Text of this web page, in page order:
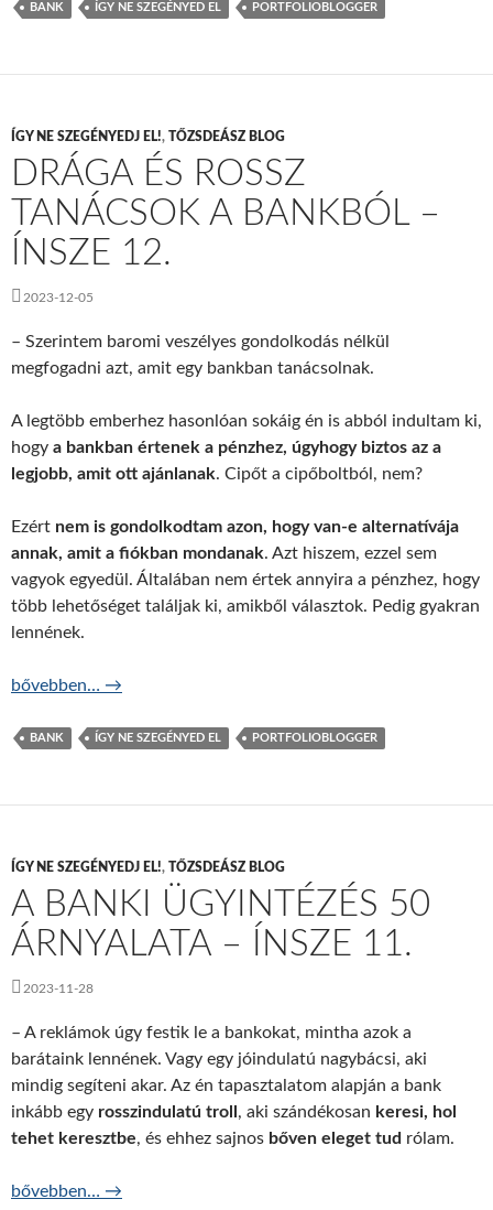
BANK ÍGY NE SZEGÉNYED EL PORTFOLIOBLOGGER
ÍGY NE SZEGÉNYEDJ EL!, TŐZSDEÁSZ BLOG
DRÁGA ÉS ROSSZ
TANÁCSOK A BANKBÓL –
ÍNSZE 12.
2023-12-05
– Szerintem baromi veszélyes gondolkodás nélkül
megfogadni azt, amit egy bankban tanácsolnak.
A legtöbb emberhez hasonlóan sokáig én is abból indultam ki,
hogy a bankban értenek a pénzhez, úgyhogy biztos az a
legjobb, amit ott ajánlanak. Cipőt a cipőboltból, nem?
Ezért nem is gondolkodtam azon, hogy van-e alternatívája
annak, amit a fiókban mondanak. Azt hiszem, ezzel sem
vagyok egyedül. Általában nem értek annyira a pénzhez, hogy
több lehetőséget találjak ki, amikből választok. Pedig gyakran
lennének.
Drága és rossz tanácsok a bankból – ÍNSZE 12.
bővebben… →
BANK ÍGY NE SZEGÉNYED EL PORTFOLIOBLOGGER
ÍGY NE SZEGÉNYEDJ EL!, TŐZSDEÁSZ BLOG
A BANKI ÜGYINTÉZÉS 50
ÁRNYALATA – ÍNSZE 11.
2023-11-28
– A reklámok úgy festik le a bankokat, mintha azok a
barátaink lennének. Vagy egy jóindulatú nagybácsi, aki
mindig segíteni akar. Az én tapasztalatom alapján a bank
inkább egy rosszindulatú troll , aki szándékosan keresi, hol
tehet keresztbe, és ehhez sajnos bőven eleget tud rólam.
A banki ügyintézés 50 árnyalata – ÍNSZE 11.
bővebben… →